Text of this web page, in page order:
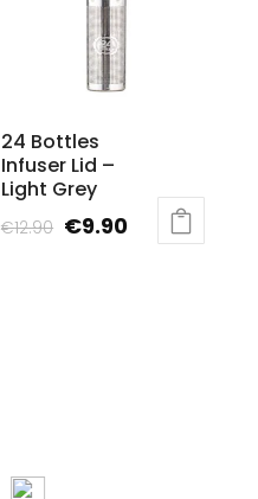
24 Bottles
Infuser Lid –
Light Grey
€12.90 Original
€9.90Current